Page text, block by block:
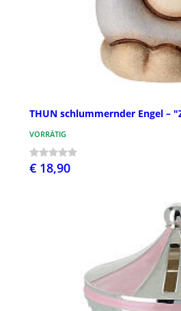
THUN schlummernder Engel –
VORRÄTIG
€ 18,90